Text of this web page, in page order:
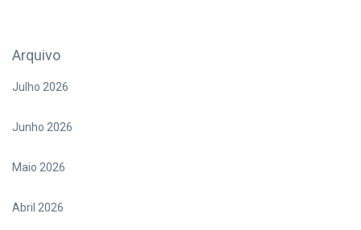
Arquivo
Julho 2026
Junho 2026
Maio 2026
Abril 2026